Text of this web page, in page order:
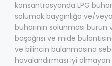
konsantrasyonda LPG
solumak baygınlığa ve/
buharının solunması
başağrısı ve mide
ve bilincin bulanmasına
havalandırması iyi